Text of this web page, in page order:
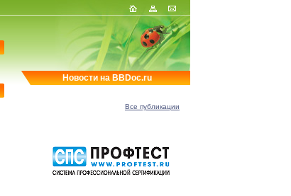
Новости на BBDoc.ru
Все публикации